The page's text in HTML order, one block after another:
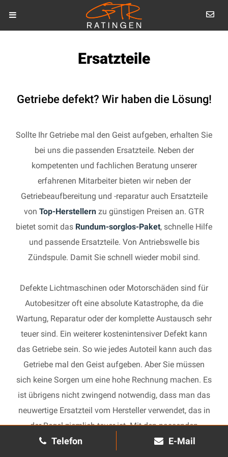
Telefon E-Mail
Ersatzteile
Getriebe defekt? Wir haben die Lösung!
Sollte Ihr Getriebe mal den Geist aufgeben, erhalten Sie
bei uns die passenden Ersatzteile. Neben der
kompetenten und fachlichen Beratung unserer
erfahrenen Mitarbeiter bieten wir neben der
Getriebeaufbereitung und -reparatur auch Ersatzteile
von Top-Herstellern zu günstigen Preisen an. GTR
bietet somit das Rundum-sorglos-Paket, schnelle Hilfe
und passende Ersatzteile. Von Antriebswelle bis
Zündspule. Damit Sie schnell wieder mobil sind.
Defekte Lichtmaschinen oder Motorschäden sind für
Autobesitzer oft eine absolute Katastrophe, da die
Wartung, Reparatur oder der komplette Austausch sehr
teuer sind. Ein weiterer kostenintensiver Defekt kann
das Getriebe sein. So wie jedes Autoteil kann auch das
Getriebe mal den Geist aufgeben. Aber Sie müssen
sich keine Sorgen um eine hohe Rechnung machen. Es
ist übrigens nicht zwingend notwendig, dass man das
neuwertige Ersatzteil vom Hersteller verwendet, das in
der Regel ziemlich teuer ist. Mit den passenden
Ersatzteilen kann jedes gebrauchte Getriebe schnell